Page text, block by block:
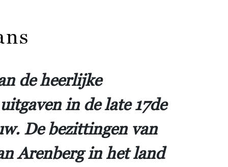
de heerlijke
in de late 17de
De bezittingen van
Arenberg in het land